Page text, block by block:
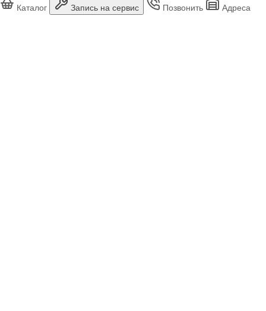
Каталог
Запись на сервис Позвонить Адреса